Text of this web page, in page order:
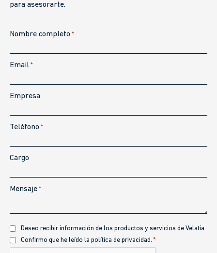
para asesorarte.
Nombre completo *
Email *
Empresa
Teléfono *
Cargo
Mensaje *
Recibir
información
Deseo recibir información de los productos y servicios de Velatia.
Política
de
Confirmo que he leído la política de privacidad. *